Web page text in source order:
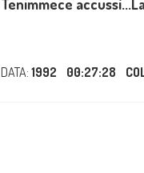
Tenimmece
DATA: 1992 00:27:28